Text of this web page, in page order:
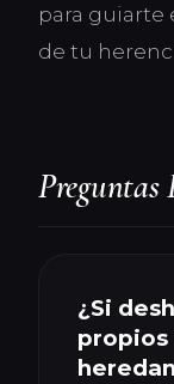
para guiarte
de tu
Preguntas
¿Si
propios